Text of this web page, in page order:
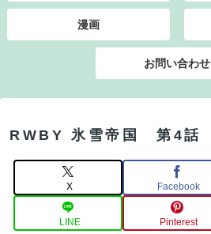
漫画
お問い合わせ
RWBY 氷雪帝国 第4話
X Facebook
LINE Pinterest